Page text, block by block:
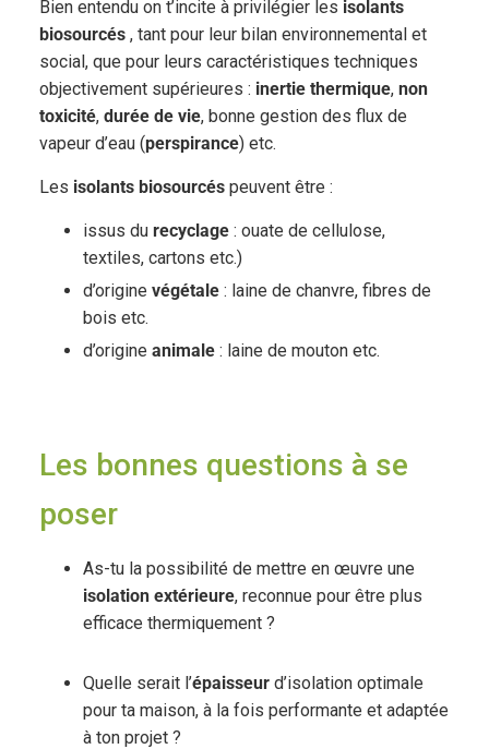
Bien entendu on t’incite à privilégier les isolants
biosourcés, tant pour leur bilan environnemental et
social, que pour leurs caractéristiques techniques
objectivement supérieures : inertie thermique, non
toxicité, durée de vie, bonne gestion des flux de
vapeur d’eau (perspirance) etc.
Les isolants biosourcéspeuvent être :
issus du recyclage: ouate de cellulose,
textiles, cartons etc.)
d’origine végétale: laine de chanvre, fibres de
bois etc.
d’origine animale: laine de mouton etc.
Les bonnes questions à se
poser
As-tu la possibilité de mettre en œuvre une
isolation extérieure, reconnue pour être plus
efficace thermiquement ?
Quelle serait l’épaisseurd’isolation optimale
pour ta maison, à la fois performante et adaptée
à ton projet ?